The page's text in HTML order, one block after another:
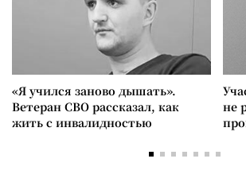
«Я учился заново дышать».
Ветеран СВО рассказал, как
жить с инвалидностью
не